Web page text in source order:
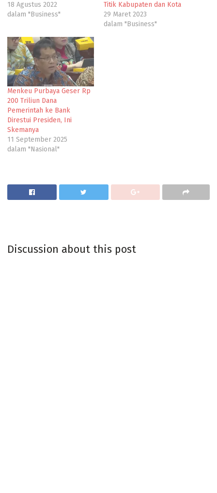
18 Agustus 2022
dalam "Business"
Titik Kabupaten dan Kota
29 Maret 2023
dalam "Business"
Menkeu Purbaya Geser Rp
200 Triliun Dana
Pemerintah ke Bank
Direstui Presiden, Ini
Skemanya
11 September 2025
dalam "Nasional"
Discussion about this post